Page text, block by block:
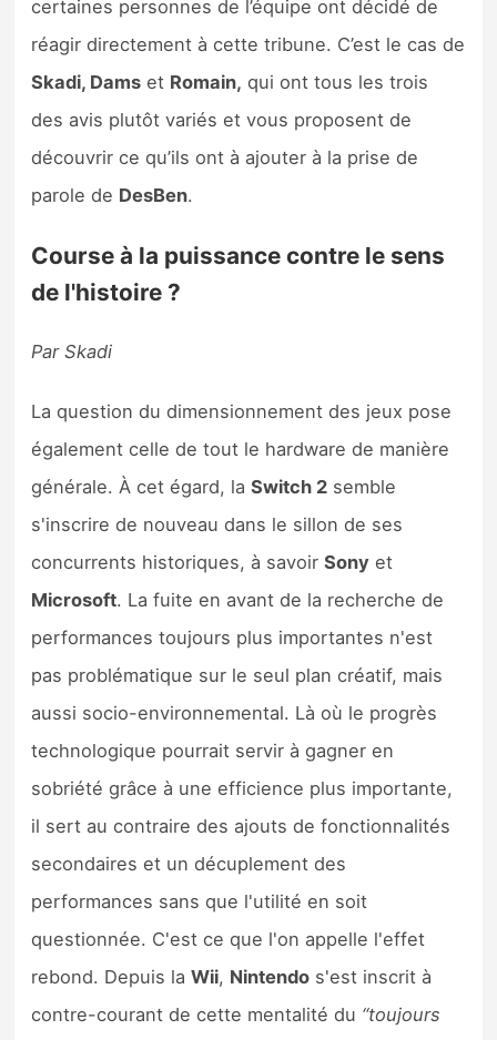
certaines personnes de l’équipe ont décidé de
réagir directement à cette tribune. C’est le cas de
Skadi, Dams et Romain, qui ont tous les trois
des avis plutôt variés et vous proposent de
découvrir ce qu’ils ont à ajouter à la prise de
parole de DesBen.
Course à la puissance contre le sens
de l'histoire ?
Par Skadi
La question du dimensionnement des jeux pose
également celle de tout le hardware de manière
générale. À cet égard, laSwitch 2 semble
s'inscrire de nouveau dans le sillon de ses
concurrents historiques, à savoirSony et
Microsoft. La fuite en avant de la recherche de
performances toujours plus importantes n'est
pas problématique sur le seul plan créatif, mais
aussi socio-environnemental. Là où le progrès
technologique pourrait servir à gagner en
sobriété grâce à une efficience plus importante,
il sert au contraire des ajouts de fonctionnalités
secondaires et un décuplement des
performances sans que l'utilité en soit
questionnée. C'est ce que l'on appelle l'effet
rebond. Depuis laWii, Nintendo s'est inscrit à
contre-courant de cette mentalité du “toujours